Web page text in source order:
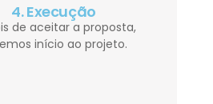
4. Execução
de aceitar a proposta,
início ao projeto.